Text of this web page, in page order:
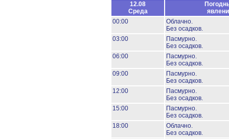
12.08
Среда
00:00
Облачно.
Без осадков.
03:00
Пасмурно.
Без осадков.
06:00
Пасмурно.
Без осадков.
09:00
Пасмурно.
Без осадков.
12:00
Пасмурно.
Без осадков.
15:00
Пасмурно.
Без осадков.
18:00
Облачно.
Без осадков.